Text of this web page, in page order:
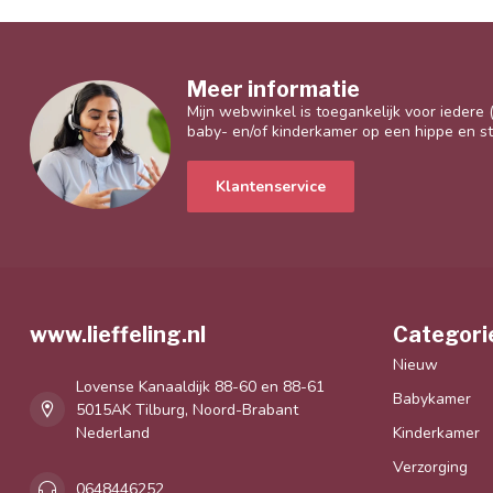
Meer informatie
Mijn webwinkel is toegankelijk voor iedere
baby- en/of kinderkamer op een hippe en
Klantenservice
www.lieffeling.nl
Lovense Kanaaldijk 88-60 en 88-61
5015AK Tilburg, Noord-Brabant
Nederland
Nieuw
Babykamer
Kinderkamer
Verzorging